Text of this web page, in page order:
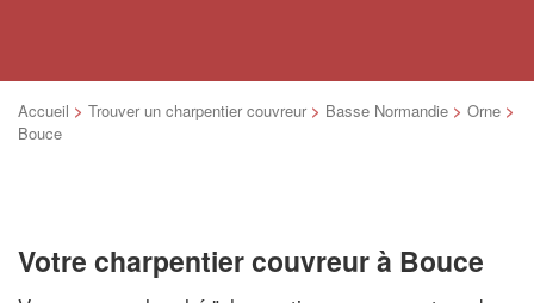
Accueil > Trouver un charpentier couvreur > Basse Normandie > Orne >
Bouce
Votre charpentier couvreur à Bouce